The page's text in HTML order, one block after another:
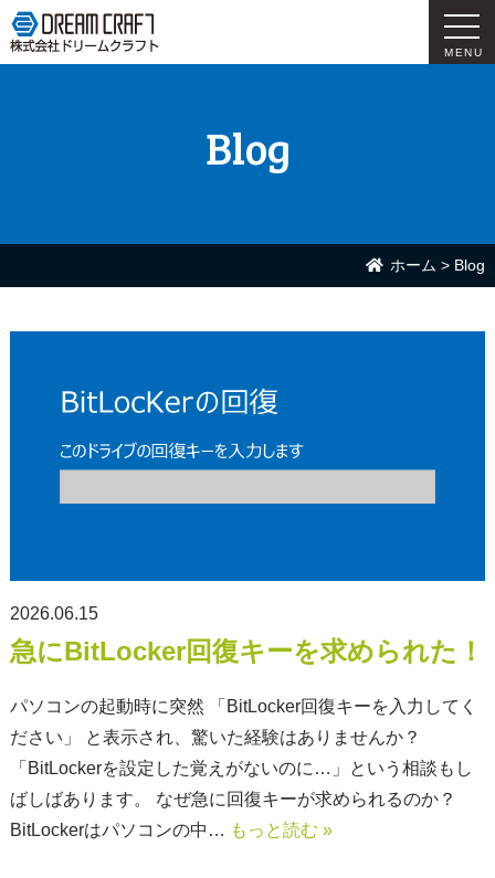
MENU
Blog
ホーム > Blog
2026.06.15
急にBitLocker回復キーを求められた！
パソコンの起動時に突然 「BitLocker回復キーを入力してく
ださい」 と表示され、驚いた経験はありませんか？
「BitLockerを設定した覚えがないのに…」という相談もし
ばしばあります。 なぜ急に回復キーが求められるのか？
BitLockerはパソコンの中… もっと読む »